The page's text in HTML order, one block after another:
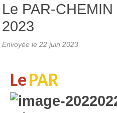
Le PAR-
2023
Envoyée le 22 juin 2023
LePAR